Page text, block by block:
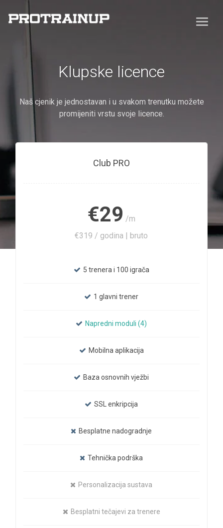
Klupske licence
Naš cjenik je jednostavan i u svakom trenutku možete
promijeniti vrstu svoje licence.
Club PRO
€29 /m
€319 / godina | bruto
5 trenera i 100 igrača
1 glavni trener
Napredni moduli (4)
Mobilna aplikacija
Baza osnovnih vježbi
SSL enkripcija
Besplatne nadogradnje
Tehnička podrška
Personalizacija sustava
Besplatni tečajevi za trenere